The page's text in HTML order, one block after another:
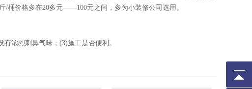
/桶价格多在20多元——100元之间，多为小装修公司选用。
浓烈刺鼻气味；(3)施工是否便利。